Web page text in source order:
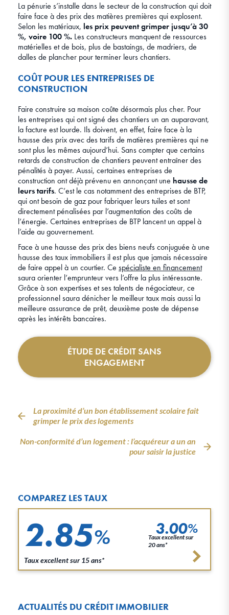
La pénurie s’installe dans le secteur de la construction qui doit
faire face à des prix des matières premières qui explosent.
Selon les matériaux, les prix peuvent grimper jusqu’à 30
%, voire 100 %. Les constructeurs manquent de ressources
matérielles et de bois, plus de bastaings, de madriers, de
dalles de plancher pour terminer leurs chantiers.
COÛT POUR LES ENTREPRISES DE
CONSTRUCTION
Faire construire sa maison coûte désormais plus cher. Pour
les entreprises qui ont signé des chantiers un an auparavant,
la facture est lourde. Ils doivent, en effet, faire face à la
hausse des prix avec des tarifs de matières premières qui ne
sont plus les mêmes aujourd’hui. Sans compter que certains
retards de construction de chantiers peuvent entraîner des
pénalités à payer. Aussi, certaines entreprises de
construction ont déjà prévenu en annonçant une hausse de
leurs tarifs. C’est le cas notamment des entreprises de BTP,
qui ont besoin de gaz pour fabriquer leurs tuiles et sont
directement pénalisées par l’augmentation des coûts de
l’énergie. Certaines entreprises de BTP lancent un appel à
l’aide au gouvernement.
Face à une hausse des prix des biens neufs conjuguée à une
hausse des taux immobiliers il est plus que jamais nécessaire
de faire appel à un courtier. Ce spécialiste en financement
saura orienter l’emprunteur vers l’offre la plus intéressante.
Grâce à son expertises et ses talents de négociateur, ce
professionnel saura dénicher le meilleur taux mais aussi la
meilleure assurance de prêt, deuxième poste de dépense
après les intérêts bancaires.
ÉTUDE DE CRÉDIT SANS
ENGAGEMENT
La proximité d’un bon établissement scolaire fait
grimper le prix des logements
Non-conformité d’un logement : l’acquéreur a un an
pour saisir la justice
COMPAREZ LES TAUX
2.85%
Taux excellent sur 15 ans*
3.00%
Taux excellent sur
20 ans*
ACTUALITÉS DU CRÉDIT IMMOBILIER